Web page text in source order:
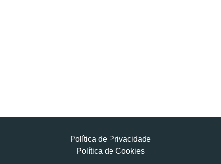
Política de Privacidade
Política de Cookies